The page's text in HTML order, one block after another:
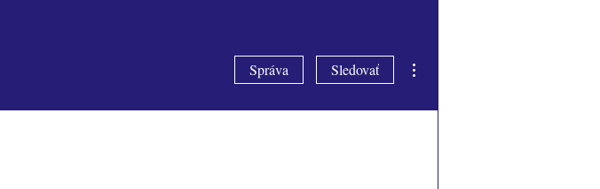
Správa Sledovať